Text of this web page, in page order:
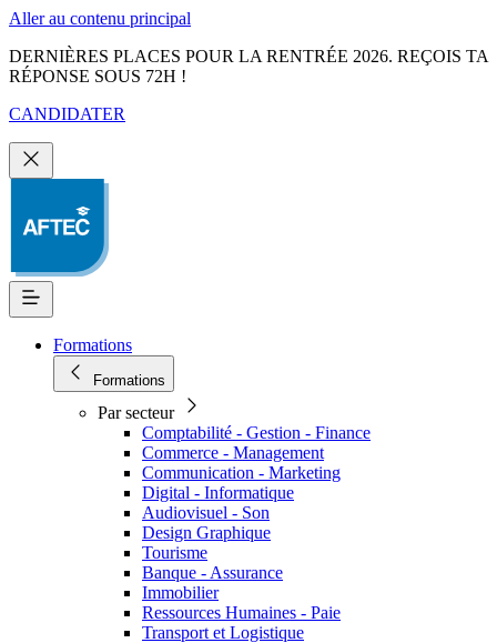
Aller au contenu principal
DERNIÈRES PLACES POUR LA RENTRÉE 2026. REÇOIS TA
RÉPONSE SOUS 72H !
CANDIDATER
Formations
Formations
Par secteur
Comptabilité - Gestion - Finance
Commerce - Management
Communication - Marketing
Digital - Informatique
Audiovisuel - Son
Design Graphique
Tourisme
Banque - Assurance
Immobilier
Ressources Humaines - Paie
Transport et Logistique